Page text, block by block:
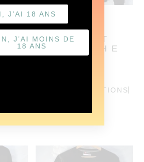
SWEAT
CAPUCHE
CHOIX DES OPTIONS
J’AI 18 ANS
J’AI MOINS DE
18 ANS